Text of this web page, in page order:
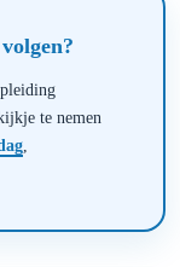
te nemen